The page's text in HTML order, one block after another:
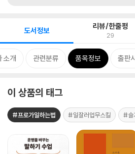
도서정보 리뷰/한줄평
29
소개 관련분류 품목정보 출판
이 상품의 태그
#프로가일하는법 #일잘러업무스킬 #슬